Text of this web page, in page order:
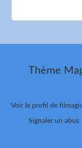
Thème
Voir le profil de
Signaler un abus